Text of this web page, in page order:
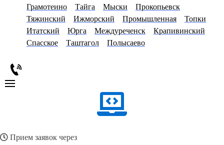
Грамотеино
Тайга Мыски
Прокопьевск
Тяжинский
Ижморский Промышленная
Топки
Итатский
Юрга Междуреченск
Крапивинский
Спасское
Таштагол Полысаево
Прием заявок через